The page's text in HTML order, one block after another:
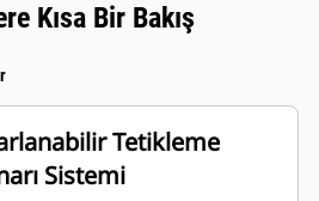
Kısa Bir Bakış
Tetikleme
Sistemi